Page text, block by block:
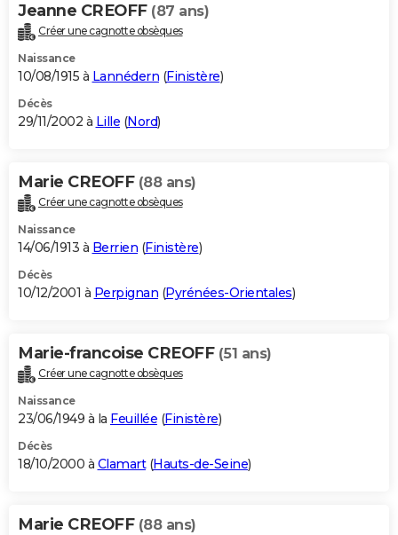
Jeanne CREOFF (87 ans)
Créer une cagnotte obsèques
Naissance
10/08/1915 à Lannédern (Finistère)
Décès
29/11/2002 à Lille (Nord)
Marie CREOFF (88 ans)
Créer une cagnotte obsèques
Naissance
14/06/1913 à Berrien (Finistère)
Décès
10/12/2001 à Perpignan (Pyrénées-Orientales)
Marie-francoise CREOFF (51 ans)
Créer une cagnotte obsèques
Naissance
23/06/1949 à la Feuillée (Finistère)
Décès
18/10/2000 à Clamart(Hauts-de-Seine)
Marie CREOFF (88 ans)